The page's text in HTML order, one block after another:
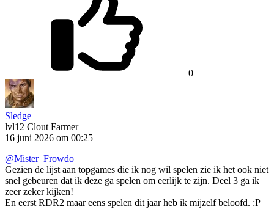
0
Sledge
lvl12 Clout Farmer
16 juni 2026 om 00:25
@Mister_Frowdo
Gezien de lijst aan topgames die ik nog wil spelen zie ik het ook niet
snel gebeuren dat ik deze ga spelen om eerlijk te zijn. Deel 3 ga ik
zeer zeker kijken!
En eerst RDR2 maar eens spelen dit jaar heb ik mijzelf beloofd. :P